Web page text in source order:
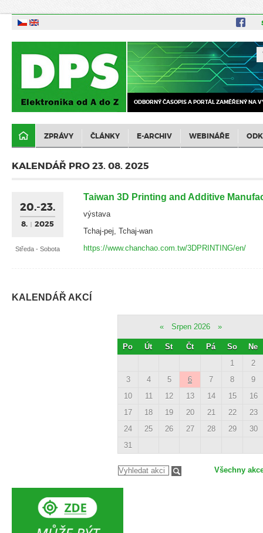
ODBORNÝ ČASOPIS A PORTÁL ZAMĚŘENÝ NA
ZPRÁVY ČLÁNKY E-ARCHIV WEBINÁŘE
KALENDÁŘ PRO 23. 08. 2025
20.-23.
8. 2025
Středa - Sobota
Taiwan 3D Printing and Additive
výstava
Tchaj-pej, Tchaj-wan
https://www.chanchao.com.tw/3DPRINTING/en/
KALENDÁŘ AKCÍ
« Srpen 2026 »
Po Út St Čt Pá So
Ne
1
2
3
4 5 6 7 8
9
10
11 12 13 14 15
16
17
18 19 20 21 22
23
24
25 26 27 28 29
30
31
Všechny